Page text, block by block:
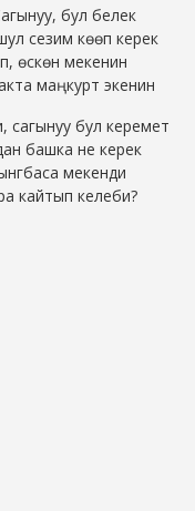
бул белек
сезим көөп керек
өскөн мекенин
маңкурт экенин
сагынуу бул керемет
башка не керек
мекенди
кайтып келеби?